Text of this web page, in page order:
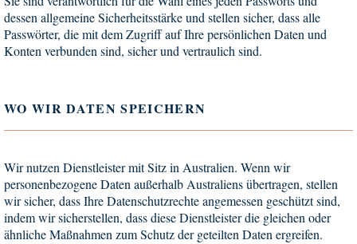
dessen allgemeine Sicherheitsstärke und stellen sicher, dass alle
Passwörter, die mit dem Zugriff auf Ihre persönlichen Daten und
Konten verbunden sind, sicher und vertraulich sind.
WO WIR DATEN SPEICHERN
Wir nutzen Dienstleister mit Sitz in Australien. Wenn wir
personenbezogene Daten außerhalb Australiens übertragen, stellen
wir sicher, dass Ihre Datenschutzrechte angemessen geschützt sind,
indem wir sicherstellen, dass diese Dienstleister die gleichen oder
ähnliche Maßnahmen zum Schutz der geteilten Daten ergreifen.